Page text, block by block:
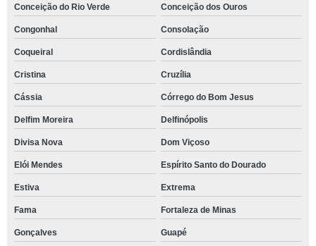
Conceição do Rio Verde Conceição dos Ouros
Congonhal Consolação
Coqueiral Cordislândia
Cristina Cruzília
Cássia Córrego do Bom Jesus
Delfim Moreira Delfinópolis
Divisa Nova Dom Viçoso
Elói Mendes Espírito Santo do Dourado
Estiva Extrema
Fama Fortaleza de Minas
Gonçalves Guapé